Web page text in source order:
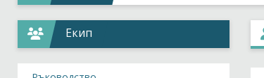
Екип